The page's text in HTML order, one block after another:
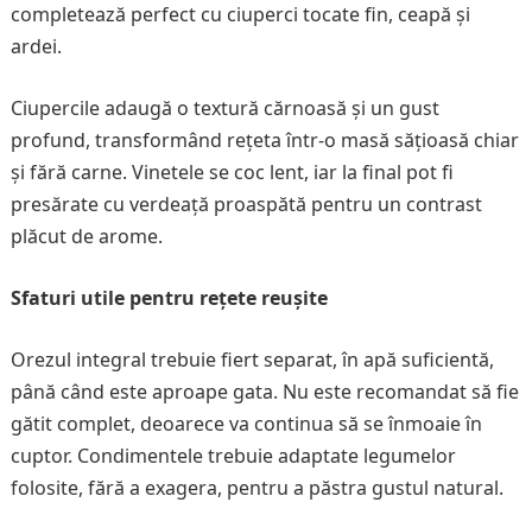
completează perfect cu ciuperci tocate fin, ceapă și
ardei.
Ciupercile adaugă o textură cărnoasă și un gust
profund, transformând rețeta într-o masă sățioasă chiar
și fără carne. Vinetele se coc lent, iar la final pot fi
presărate cu verdeață proaspătă pentru un contrast
plăcut de arome.
Sfaturi utile pentru rețete reușite
Orezul integral trebuie fiert separat, în apă suficientă,
până când este aproape gata. Nu este recomandat să fie
gătit complet, deoarece va continua să se înmoaie în
cuptor. Condimentele trebuie adaptate legumelor
folosite, fără a exagera, pentru a păstra gustul natural.